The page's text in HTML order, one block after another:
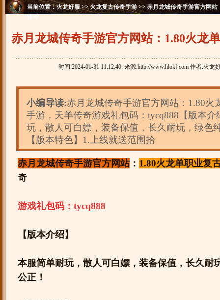
当前位置：火龙好服>>火龙复古传奇手游>> 赤月龙城传奇手游官方网站
传奇
赤月龙城传奇手游官方网站：1.80火龙
游，天羊传奇
时间:2024-01-31 11:12:40 来源:http://www.hlokf.com 作者:火龙
小编导读:赤月龙城传奇手游官方网站：1.80火
手游，天羊传奇游戏礼包码：tycq888【版本介
玩，散人可白嫖，装备保值，长久耐玩，绿色
【版本特色】1.上线就送范围拾
赤月龙城传奇手游官方网站： 1.80火龙单职业复
奇
游戏礼包码：tycq888
【版本介绍】
本服简单耐玩，散人可白嫖，装备保值，长久耐
公正！